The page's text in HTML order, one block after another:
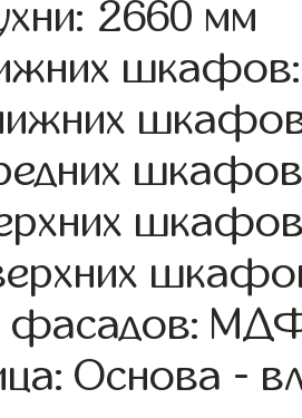
2660 мм
фасадов:
Основа -